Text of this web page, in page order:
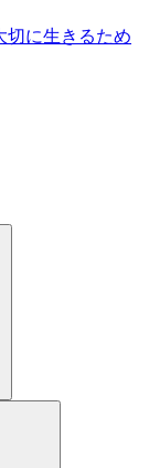
に生きるため